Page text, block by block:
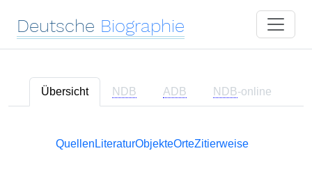
Deutsche Biographie
Übersicht NDB ADB NDB-online
Quellen LiteraturObjekteOrteZitierweise